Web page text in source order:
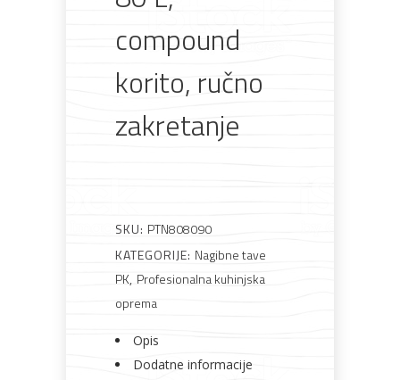
Boje i
lakovi
Građevinski
materijali
Vodomaterijal
Metalna
galanterija
Elektromaterijal
Vijčana
roba
compound
korito, ručno
zakretanje
SKU: PTN808090
KATEGORIJE: Nagibne tave
PK, Profesionalna kuhinjska
oprema
Opis
Dodatne informacije